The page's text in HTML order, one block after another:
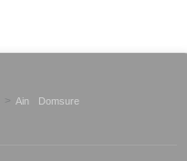
> Ain Domsure